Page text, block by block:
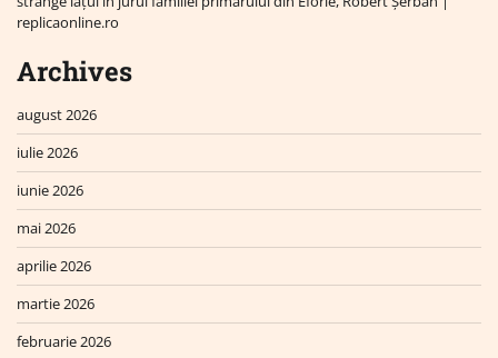
replicaonline.ro
Archives
august 2026
iulie 2026
iunie 2026
mai 2026
aprilie 2026
martie 2026
februarie 2026